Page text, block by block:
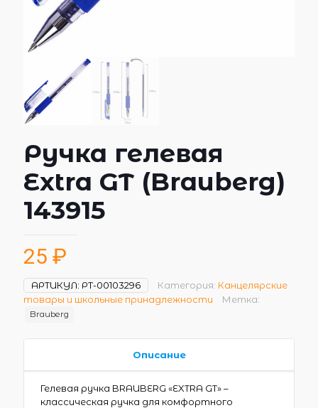
Ручка гелевая
Extra GT (Brauberg)
143915
25 ₽
АРТИКУЛ: РТ-00103296 Категория: Канцелярские
товары и школьные принадлежности
Метка:
Brauberg
Описание
Гелевая ручка BRAUBERG «EXTRA GT» –
классическая ручка для комфортного